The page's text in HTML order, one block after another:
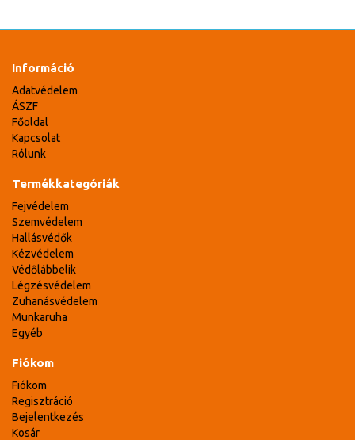
Információ
Adatvédelem
ÁSZF
Főoldal
Kapcsolat
Rólunk
Termékkategóriák
Fejvédelem
Szemvédelem
Hallásvédők
Kézvédelem
Védőlábbelik
Légzésvédelem
Zuhanásvédelem
Munkaruha
Egyéb
Fiókom
Fiókom
Regisztráció
Bejelentkezés
Kosár